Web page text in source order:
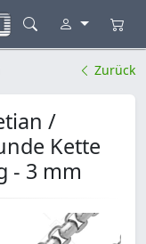
Zurück
/
Kette
- 3 mm